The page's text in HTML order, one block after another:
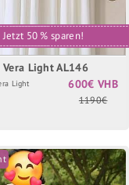
Jetzt 50 % sparen!
Vera Light AL146
Light
600€ VHB
1190€